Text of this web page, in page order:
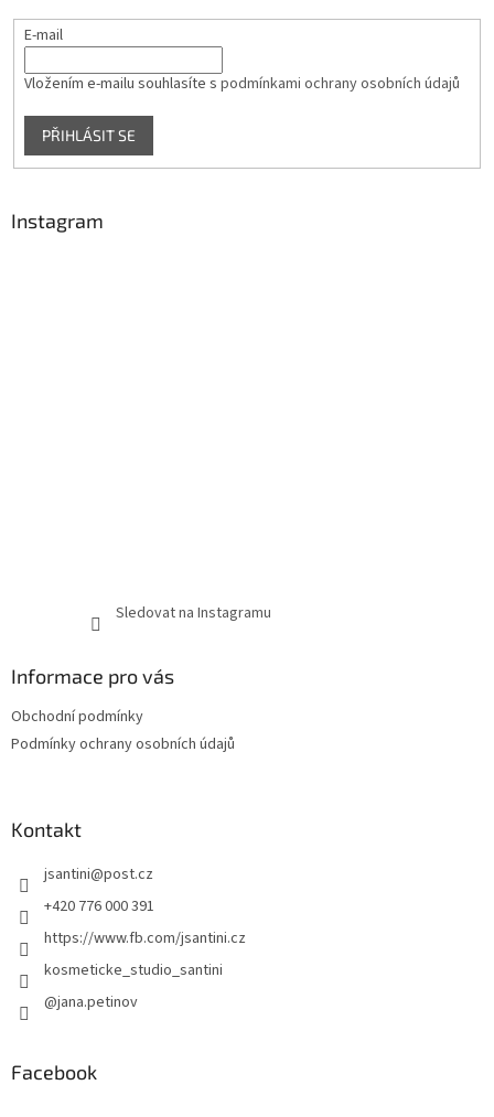
E-mail
Vložením e-mailu souhlasíte s podmínkami ochrany osobních údajů
PŘIHLÁSIT SE
Instagram
Sledovat na Instagramu
Informace pro vás
Obchodní podmínky
Podmínky ochrany osobních údajů
Kontakt
jsantini@post.cz
+420 776 000 391
https://www.fb.com/jsantini.cz
kosmeticke_studio_santini
@jana.petinov
Facebook